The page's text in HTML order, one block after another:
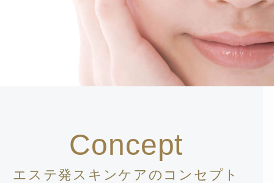
Concept
エステ発スキンケアのコンセプト